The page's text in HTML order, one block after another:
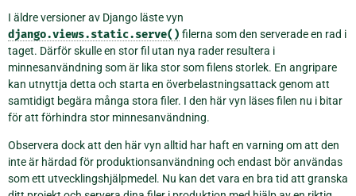
I äldre versioner av Django läste vyn
django.views.static.serve() filerna som den serverade en rad i
taget. Därför skulle en stor fil utan nya rader resultera i
minnesanvändning som är lika stor som filens storlek. En angripare
kan utnyttja detta och starta en överbelastningsattack genom att
samtidigt begära många stora filer. I den här vyn läses filen nu i bitar
för att förhindra stor minnesanvändning.
Observera dock att den här vyn alltid har haft en varning om att den
inte är härdad för produktionsanvändning och endast bör användas
som ett utvecklingshjälpmedel. Nu kan det vara en bra tid att granska